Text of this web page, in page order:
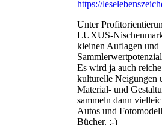
https://
Unter
LUXUS-
kleinen Auflagen und
Es wird ja auch
kulturelle Neigungen
Material- und
sammeln dann
Autos und
Bücher. ;-)